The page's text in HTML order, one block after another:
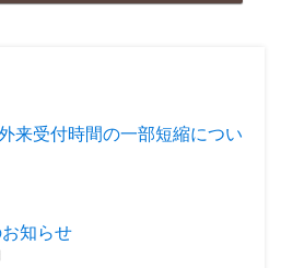
受付時間の一部短縮につい
知らせ